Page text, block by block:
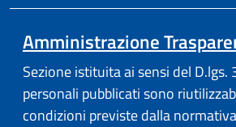
Amministrazione
Sezione istituita ai sensi del
personali pubblicati sono
condizioni previste dalla